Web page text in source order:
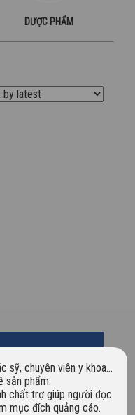
DƯỢC PHẨM
sỹ, chuyên viên y khoa…
sản phẩm.
chất trợ giúp người đọc
mục đích quảng cáo.